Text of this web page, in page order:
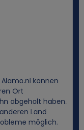
können
Ort
abgeholt haben.
Land
möglich.